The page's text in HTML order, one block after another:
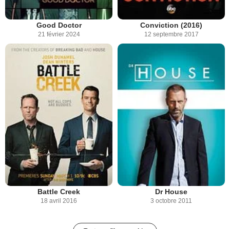
Good Doctor
21 février 2024
Conviction (2016)
12 septembre 2017
Battle Creek
18 avril 2016
Dr House
3 octobre 2011